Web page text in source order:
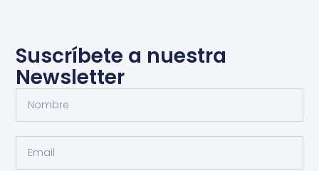
Suscríbete a nuestra
Newsletter